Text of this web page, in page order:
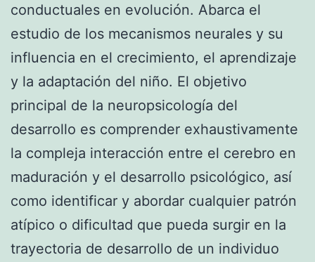
conductuales en evolución. Abarca el
estudio de los mecanismos neurales y su
influencia en el crecimiento, el aprendizaje
y la adaptación del niño. El objetivo
principal de la neuropsicología del
desarrollo es comprender exhaustivamente
la compleja interacción entre el cerebro en
maduración y el desarrollo psicológico, así
como identificar y abordar cualquier patrón
atípico o dificultad que pueda surgir en la
trayectoria de desarrollo de un individuo